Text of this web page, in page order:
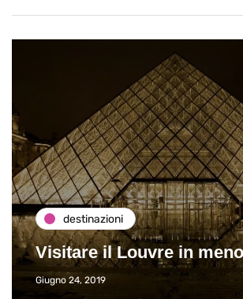
destinazioni
Visitare il Louvre in
Giugno 24, 2019